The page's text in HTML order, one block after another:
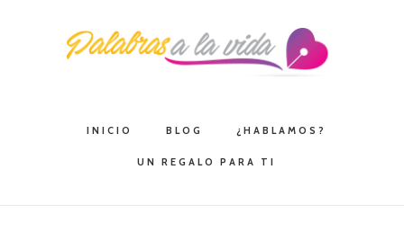
contenido
INICIO BLOG ¿HABLAMOS?
UN REGALO PARA TI